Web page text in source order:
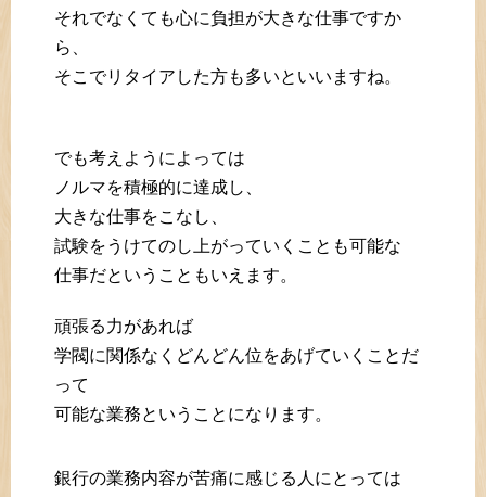
それでなくても心に負担が大きな仕事ですか
ら、
そこでリタイアした方も多いといいますね。
でも考えようによっては
ノルマを積極的に達成し、
大きな仕事をこなし、
試験をうけてのし上がっていくことも可能な
仕事だということもいえます。
頑張る力があれば
学閥に関係なくどんどん位をあげていくことだ
って
可能な業務ということになります。
銀行の業務内容が苦痛に感じる人にとっては